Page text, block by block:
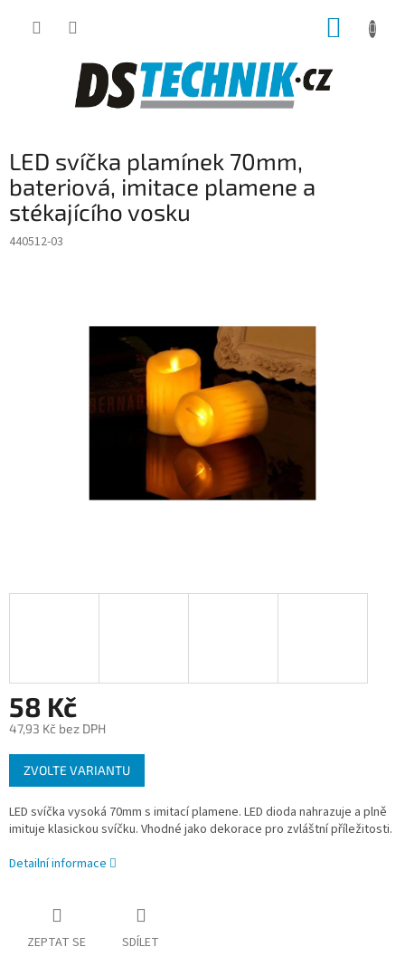
LED svíčka plamínek 70mm,
bateriová, imitace plamene a
stékajícího vosku
440512-03
58 Kč
47,93 Kč bez DPH
Měrná
cena:
ZVOLTE VARIANTU
LED svíčka vysoká 70mm s imitací plamene. LED dioda nahrazuje a plně
imituje klasickou svíčku. Vhodné jako dekorace pro zvláštní příležitosti.
Detailní informace
ZEPTAT SE SDÍLET